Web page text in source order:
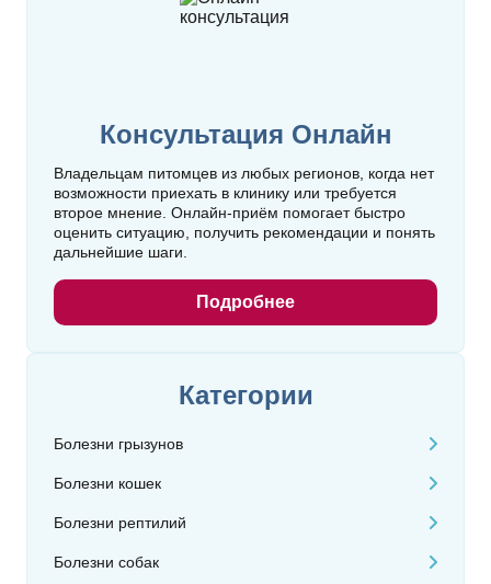
Консультация Онлайн
Владельцам питомцев из любых регионов, когда нет
возможности приехать в клинику или требуется
второе мнение. Онлайн‑приём помогает быстро
оценить ситуацию, получить рекомендации и понять
дальнейшие шаги.
Подробнее
Категории
Болезни грызунов
Болезни кошек
Болезни рептилий
Болезни собак